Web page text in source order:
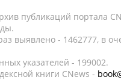
публикаций портала
выявлено - 1462777, в
указателей - 199002.
книги CNews -